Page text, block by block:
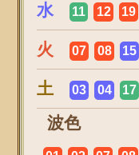
水 11 12 19
火 07 08 15
土 03 04 17
波色